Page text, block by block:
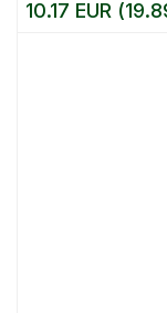
10.17 EUR